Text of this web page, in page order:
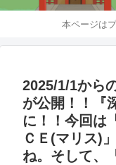
本ページは
2025/1/1から
が公開！！『
に！！今回は
ＣＥ(マリス)
ね。そして、